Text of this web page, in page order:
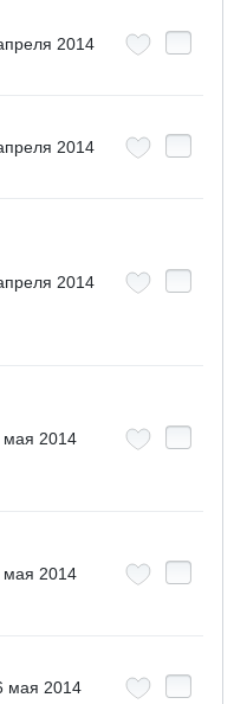
2014
2014
2014
мая 2014
мая 2014
мая 2014